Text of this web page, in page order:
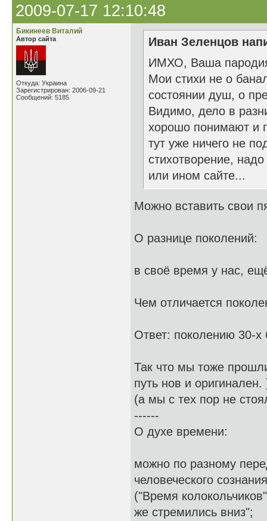
2009-07-17 12:10:48
Бикинеев Виталий
Автор сайта
Откуда: Украина
Зарегистрирован: 2006-09-21
Сообщений: 5185
Иван Зеленцов
ИМХО, Ваша пародия
Мои стихи не о
состоянии душ, о
Видимо, дело в
хорошо понимают и
тут уже ничего не
стихотворение,
или ином сайте...
Можно вставить свои
О разнице поколений:
в своё время у нас,
Чем отличается
Ответ: поколению 30-х
Так что мы тоже
путь нов и оригинален.
(а мы с тех пор не
------
О духе времени:
можно по разному
человеческого
("Время
же стремились вниз";